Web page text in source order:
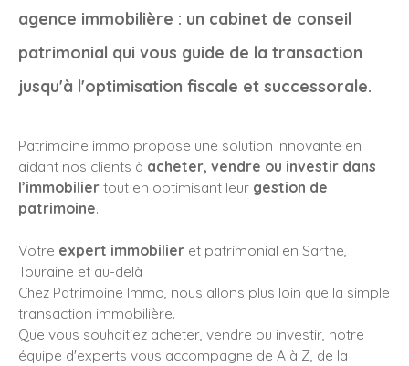
agence immobilière : un cabinet de conseil
patrimonial qui vous guide de la transaction
jusqu'à l'optimisation fiscale et successorale.
Patrimoine immo propose une solution innovante en
aidant nos clients à acheter, vendre ou investir dans
l’immobilier tout en optimisant leur gestion de
patrimoine.
Votre expert immobilier et patrimonial en Sarthe,
Touraine et au-delà
Chez Patrimoine Immo, nous allons plus loin que la simple
transaction immobilière.
Que vous souhaitiez acheter, vendre ou investir, notre
équipe d'experts vous accompagne de A à Z, de la